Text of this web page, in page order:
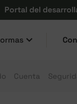
Portal del
Cuenta